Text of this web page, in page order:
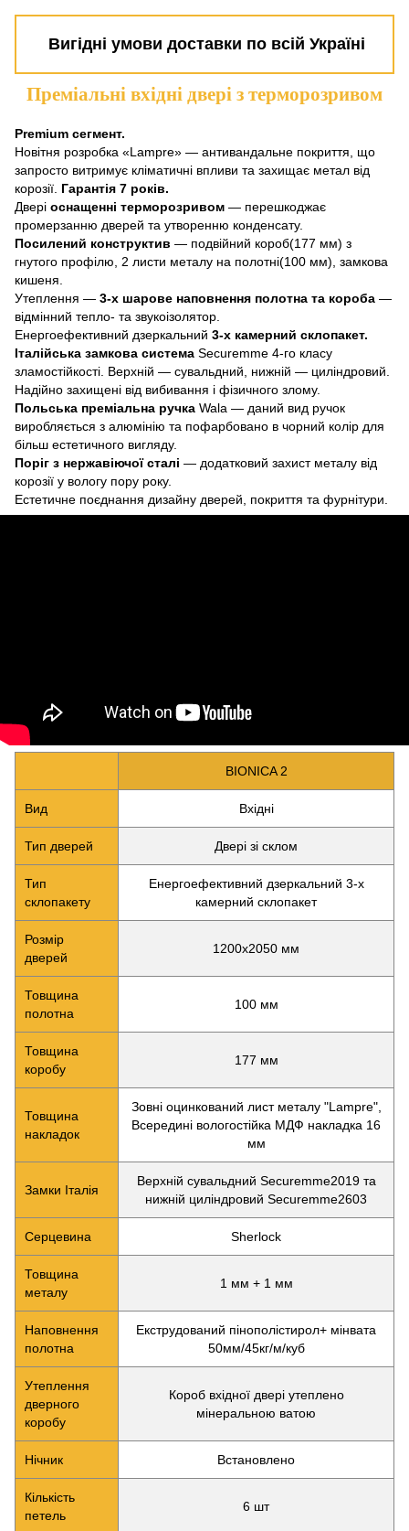
Вигідні умови доставки по всій Україні
Преміальні вхідні двері з терморозривом
Premium сегмент.
Новітня розробка «Lampre» — антивандальне покриття, що
запросто витримує кліматичні впливи та захищає метал від
корозії. Гарантія 7 років.
Двері оснащенні терморозривом — перешкоджає
промерзанню дверей та утворенню конденсату.
Посилений конструктив — подвійний короб(177 мм) з
гнутого профілю, 2 листи металу на полотні(100 мм), замкова
кишеня.
Утеплення — 3-х шарове наповнення полотна та короба —
відмінний тепло- та звукоізолятор.
Енергоефективний дзеркальний 3-х камерний склопакет.
Італійська замкова система Securemme 4-го класу
зламостійкості. Верхній — сувальдний, нижній — циліндровий.
Надійно захищені від вибивання і фізичного злому.
Польська преміальна ручка Wala — даний вид ручок
виробляється з алюмінію та пофарбовано в чорний колір для
більш естетичного вигляду.
Поріг з нержавіючої сталі — додатковий захист металу від
корозії у вологу пору року.
Естетичне поєднання дизайну дверей, покриття та фурнітури.
BIONICA 2
Вид Вхідні
Тип дверей Двері зі склом
Тип
склопакету
Енергоефективний дзеркальний 3-х
камерний склопакет
Розмір
дверей
1200х2050 мм
Товщина
полотна
100 мм
Товщина
коробу
177 мм
Товщина
накладок
Зовні оцинкований лист металу "Lampre",
Всередині вологостійка МДФ накладка 16
мм
Замки Італія
Верхній сувальдний Securemme2019 та
нижній циліндровий Securemme2603
Серцевина Sherlock
Товщина
металу
1 мм + 1 мм
Наповнення
полотна
Екструдований пінополістирол+ мінвата
50мм/45кг/м/куб
Утеплення
дверного
коробу
Короб вхідної двері утеплено
мінеральною ватою
Нічник Встановлено
Кількість
петель
6 шт